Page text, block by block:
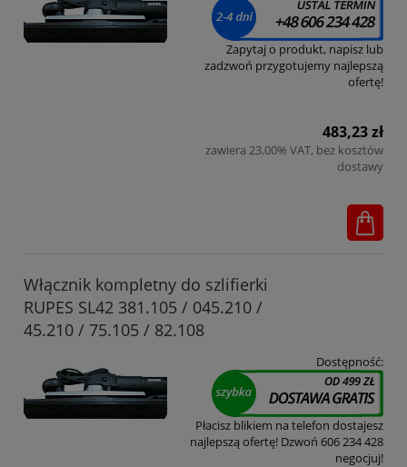
Zapytaj o produkt, napisz lub
zadzwoń przygotujemy najlepszą
ofertę!
483,23 zł
zawiera 23.00% VAT, bez kosztów
dostawy
Włącznik kompletny do szlifierki
RUPES SL42 381.105 / 045.210 /
45.210 / 75.105 / 82.108
Dostępność:
Płacisz blikiem na telefon dostajesz
najlepszą ofertę! Dzwoń 606 234 428
negocjuj!